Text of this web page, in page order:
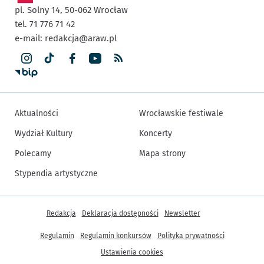
pl. Solny 14, 50-062 Wrocław
tel. 71 776 71 42
e-mail: redakcja@araw.pl
Aktualności
Wydział Kultury
Polecamy
Stypendia artystyczne
Wrocławskie festiwale
Koncerty
Mapa strony
Inne informacje
Redakcja Deklaracja dostępności Newsletter
Regulamin Regulamin konkursów
Polityka prywatności
Ustawienia cookies